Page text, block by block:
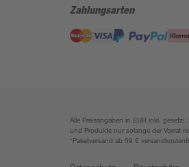
Zahlungsarten
Alle Preisangaben in EUR inkl.
und Produkte nur solange der Vorrat
*Paketversand ab 59 €